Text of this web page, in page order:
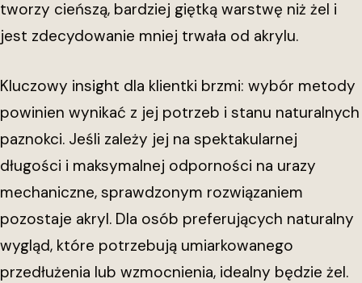
tworzy cieńszą, bardziej giętką warstwę niż żel i
jest zdecydowanie mniej trwała od akrylu.
Kluczowy insight dla klientki brzmi: wybór metody
powinien wynikać z jej potrzeb i stanu naturalnych
paznokci. Jeśli zależy jej na spektakularnej
długości i maksymalnej odporności na urazy
mechaniczne, sprawdzonym rozwiązaniem
pozostaje akryl. Dla osób preferujących naturalny
wygląd, które potrzebują umiarkowanego
przedłużenia lub wzmocnienia, idealny będzie żel.